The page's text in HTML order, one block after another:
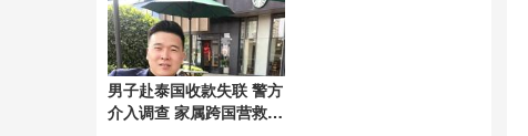
男子赴泰国收款失联 警方
介入调查 家属跨国营救54